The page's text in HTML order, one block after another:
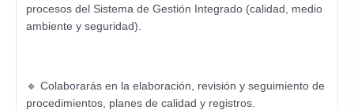
procesos del Sistema de Gestión Integrado (calidad, medio
ambiente y seguridad).
🔹 Colaborarás en la elaboración, revisión y seguimiento de
procedimientos, planes de calidad y registros.